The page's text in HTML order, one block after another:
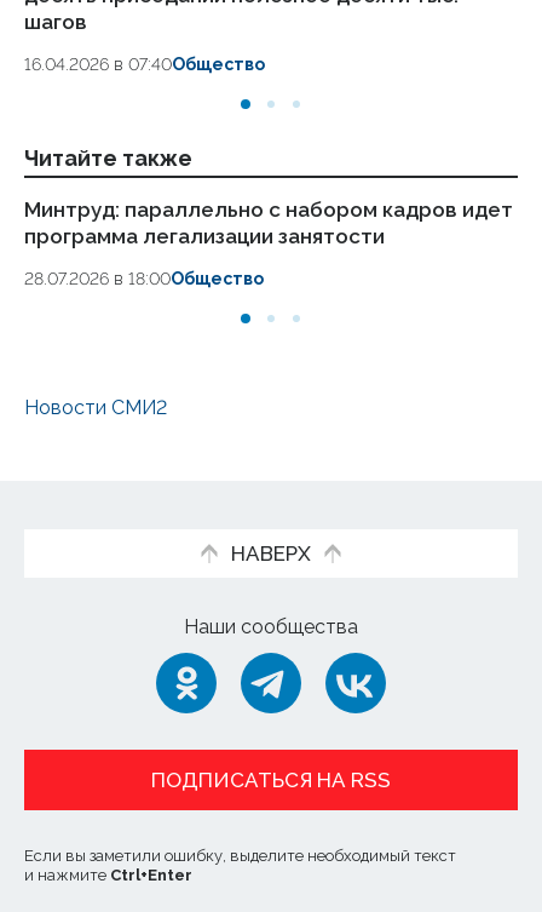
шагов
16.04.2026 в 07:40Общество
Читайте также
Минтруд: параллельно с набором кадров идет
программа легализации занятости
28.07.2026 в 18:00Общество
Новости СМИ2
НАВЕРХ
Наши сообщества
ПОДПИСАТЬСЯ НА RSS
Если вы заметили ошибку, выделите необходимый текст
и нажмите Ctrl+Enter